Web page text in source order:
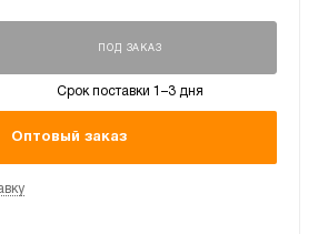
ПОД ЗАКАЗ
Срок поставки 1–3 дня
Оптовый заказ